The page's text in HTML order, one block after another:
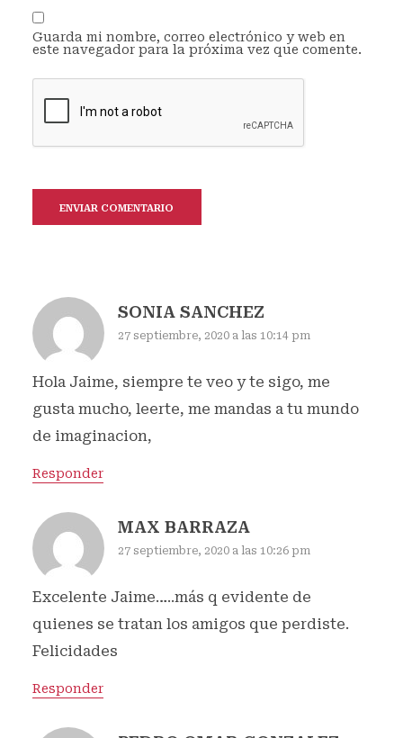
Guarda mi nombre, correo electrónico y web en
este navegador para la próxima vez que comente.
SONIA SANCHEZ
27 septiembre, 2020 a las 10:14 pm
Hola Jaime, siempre te veo y te sigo, me
gusta mucho, leerte, me mandas a tu mundo
de imaginacion,
Responder
MAX BARRAZA
27 septiembre, 2020 a las 10:26 pm
Excelente Jaime…..más q evidente de
quienes se tratan los amigos que perdiste.
Felicidades
Responder